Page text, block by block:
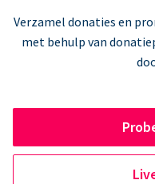
Verzamel donaties en
met behulp van